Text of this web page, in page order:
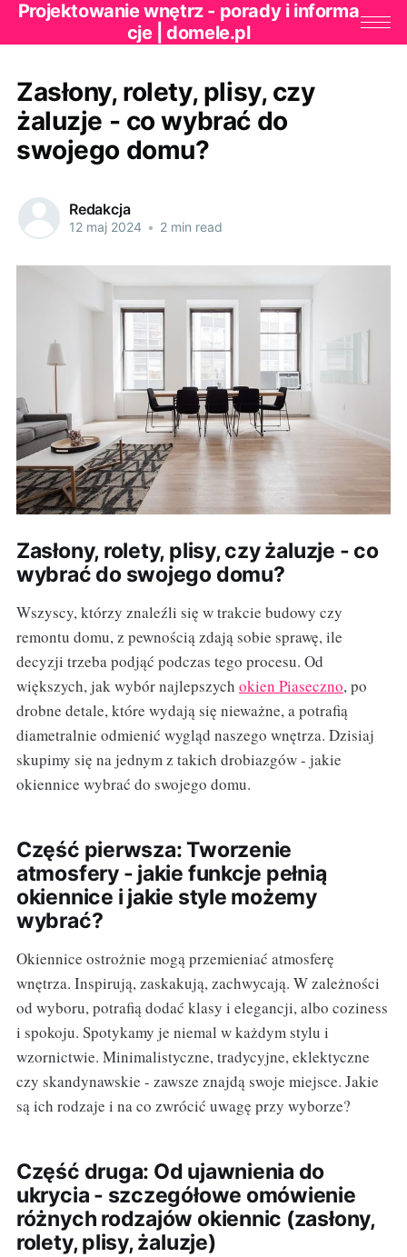
Projektowanie wnętrz - porady i informa
cje | domele.pl
Zasłony, rolety, plisy, czy
żaluzje - co wybrać do
swojego domu?
Redakcja
12 maj 2024 • 2 min read
Zasłony, rolety, plisy, czy żaluzje - co
wybrać do swojego domu?
Wszyscy, którzy znaleźli się w trakcie budowy czy
remontu domu, z pewnością zdają sobie sprawę, ile
decyzji trzeba podjąć podczas tego procesu. Od
większych, jak wybór najlepszych okien Piaseczno, po
drobne detale, które wydają się nieważne, a potrafią
diametralnie odmienić wygląd naszego wnętrza. Dzisiaj
skupimy się na jednym z takich drobiazgów - jakie
okiennice wybrać do swojego domu.
Część pierwsza: Tworzenie
atmosfery - jakie funkcje pełnią
okiennice i jakie style możemy
wybrać?
Okiennice ostrożnie mogą przemieniać atmosferę
wnętrza. Inspirują, zaskakują, zachwycają. W zależności
od wyboru, potrafią dodać klasy i elegancji, albo coziness
i spokoju. Spotykamy je niemal w każdym stylu i
wzornictwie. Minimalistyczne, tradycyjne, eklektyczne
czy skandynawskie - zawsze znajdą swoje miejsce. Jakie
są ich rodzaje i na co zwrócić uwagę przy wyborze?
Część druga: Od ujawnienia do
ukrycia - szczegółowe omówienie
różnych rodzajów okiennic (zasłony,
rolety, plisy, żaluzje)